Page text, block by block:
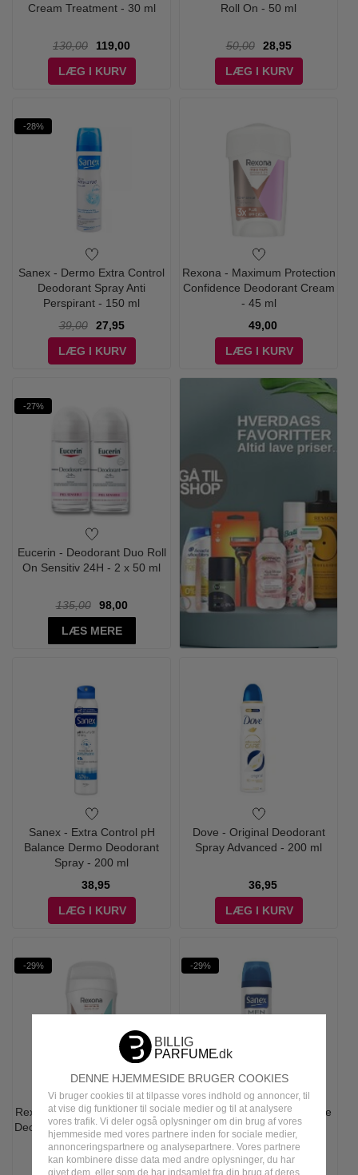
DENNE HJEMMESIDE BRUGER COOKIES
Vi bruger cookies til at tilpasse vores indhold og annoncer, til
at vise dig funktioner til sociale medier og til at analysere
vores trafik. Vi deler også oplysninger om din brug af vores
hjemmeside med vores partnere inden for sociale medier,
annonceringspartnere og analysepartnere. Vores partnere
kan kombinere disse data med andre oplysninger, du har
givet dem, eller som de har indsamlet fra din brug af deres
Cream Treatment - 30 ml
130,00
119,00
LÆG I KURV
Roll On - 50 ml
50,00
28,95
LÆG I KURV
-28%
Sanex - Dermo Extra Control
Deodorant Spray Anti
Perspirant - 150 ml
39,00
27,95
LÆG I KURV
Rexona - Maximum Protection
Confidence Deodorant Cream
- 45 ml
49,00
LÆG I KURV
-27%
Eucerin - Deodorant Duo Roll
On Sensitiv 24H - 2 x 50 ml
135,00
98,00
LÆS MERE
Sanex - Extra Control pH
Balance Dermo Deodorant
Spray - 200 ml
38,95
LÆG I KURV
Dove - Original Deodorant
Spray Advanced - 200 ml
36,95
LÆG I KURV
-29%
Rexona - Maximum Protection
Deodorant Extra Strong Stick -
40 ml
49,00
35,00
-29%
Sanex - Men Dermo Invisible
Deodorant Spray - 200 ml
49,00 34,95